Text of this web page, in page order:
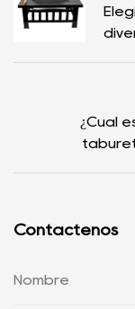
¿Cuál
Contáctenos